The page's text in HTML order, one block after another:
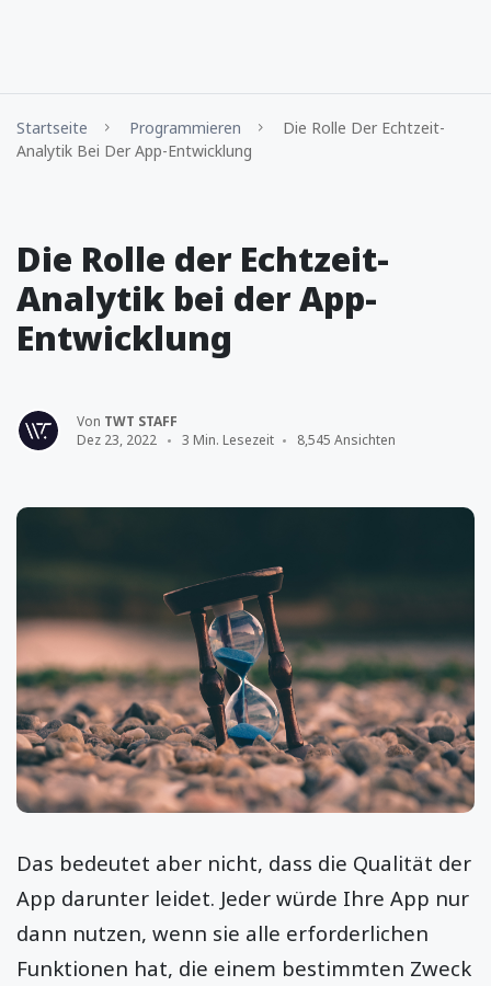
Startseite Programmieren
Die Rolle Der Echtzeit-
Analytik Bei Der App-Entwicklung
Die Rolle der Echtzeit-
Analytik bei der App-
Entwicklung
Von TWT STAFF
Dez 23, 2022
3 Min. Lesezeit 8,545 Ansichten
Das bedeutet aber nicht, dass die Qualität der
App darunter leidet. Jeder würde Ihre App nur
dann nutzen, wenn sie alle erforderlichen
Funktionen hat, die einem bestimmten Zweck